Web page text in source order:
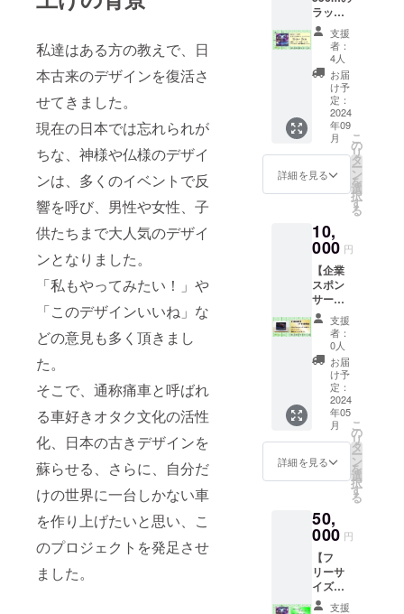
私達はある方の教えで、日
本古来のデザインを復活さ
せてきました。
現在の日本では忘れられが
ちな、神様や仏様のデザイ
ンは、多くのイベントで反
響を呼び、男性や女性、子
供たちまで大人気のデザイ
ンとなりました。
「私もやってみたい！」や
「このデザインいいね」な
どの意見も多く頂きまし
た。
そこで、通称痛車と呼ばれ
る車好きオタク文化の活性
化、日本の古きデザインを
蘇らせる、さらに、自分だ
けの世界に一台しかない車
を作り上げたいと思い、こ
のプロジェクトを発足させ
ました。
能で
す。
などの
要望が
ありま
したら
ご連絡
くださ
い） ※
メール
で使い
たい
データ
を頂き
の後返
送させ
ていた
だきま
す。 ※
デザイ
ン確定
後、印
刷し、
発送さ
せてい
ただき
ます。
ラッピ
ング
シート
になり
ます。
お好き
な使い
たい
データ
を頂き
ました
ら、こ
ちらで
印刷さ
ただき
ます。
（カッ
トして
欲しい
などの
要望が
ありま
したら
ご連絡
くださ
い） ※
メール
で使い
たい
データ
を頂き
の後返
送させ
ていた
だきま
す。 ※
デザイ
ン確定
支援
者：
4人
お届
け予
定：
2024
年09
月
詳細を見る
こ
の
リ
タ
ー
ン
を
選
択
す
る
10,
000 円
【企業
スポン
サー】
Killiek
Factory
の企業
スポン
サーと
してHP
に掲載
させて
いただ
きま
す。 制
作済み
のHPに
ポン
サーと
して、
企業
名・HP
のリン
クを掲
支援
者：
0人
お届
け予
定：
2024
年05
月
詳細を見る
こ
の
リ
タ
ー
ン
を
選
択
す
る
50,
000 円
【フ
リーサ
イズ
ラッピ
支援